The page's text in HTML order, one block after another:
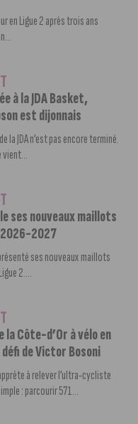
en Ligue 2 après trois ans
à la JDA Basket,
est dijonnais
la JDA n’est pas encore terminé.
vient...
ses nouveaux maillots
2027
ses nouveaux maillots
2....
la Côte-d’Or à vélo en
de Victor Bosoni
à relever l’ultra-cycliste
: parcourir 571...